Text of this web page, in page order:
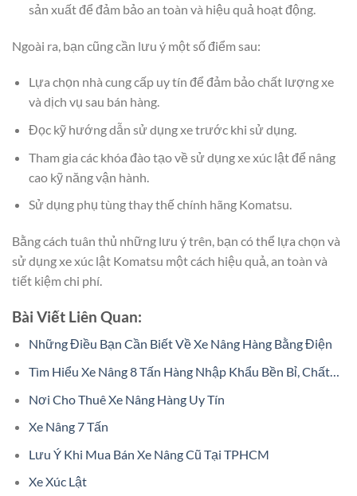
sản xuất để đảm bảo an toàn và hiệu quả hoạt động.
Ngoài ra, bạn cũng cần lưu ý một số điểm sau:
Lựa chọn nhà cung cấp uy tín để đảm bảo chất lượng xe
và dịch vụ sau bán hàng.
Đọc kỹ hướng dẫn sử dụng xe trước khi sử dụng.
Tham gia các khóa đào tạo về sử dụng xe xúc lật để nâng
cao kỹ năng vận hành.
Sử dụng phụ tùng thay thế chính hãng Komatsu.
Bằng cách tuân thủ những lưu ý trên, bạn có thể lựa chọn và
sử dụng xe xúc lật Komatsu một cách hiệu quả, an toàn và
tiết kiệm chi phí.
Bài Viết Liên Quan:
Những Điều Bạn Cần Biết Về Xe Nâng Hàng Bằng Điện
Tìm Hiểu Xe Nâng 8 Tấn Hàng Nhập Khẩu Bền Bỉ, Chất…
Nơi Cho Thuê Xe Nâng Hàng Uy Tín
Xe Nâng 7 Tấn
Lưu Ý Khi Mua Bán Xe Nâng Cũ Tại TPHCM
Xe Xúc Lật